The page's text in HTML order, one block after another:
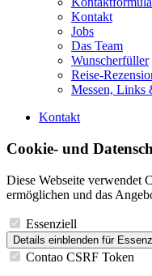
Kontakt
Jobs
Das Team
Wunscherfüller
Reise-
Messen, Links
Kontakt
Cookie- und
Diese Webseite verwendet
ermöglichen und das
Essenziell
Details einblenden für
Contao CSRF Token